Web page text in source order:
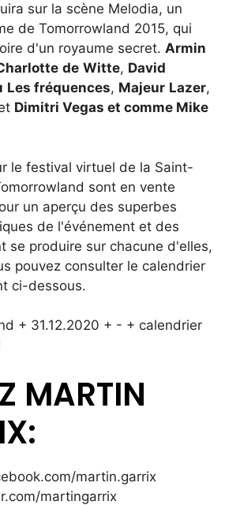
sur la scène Melodia, un
de Tomorrowland 2015, qui
d'un royaume secret. Armin
de Witte, David
Les fréquences, Majeur Lazer,
Dimitri Vegas et comme Mike
le festival virtuel de la Saint-
sont en vente
un aperçu des superbes
de l'événement et des
se produire sur chacune d'elles,
pouvez consulter le calendrier
ci-dessous.
MARTIN
martin.garrix
martingarrix